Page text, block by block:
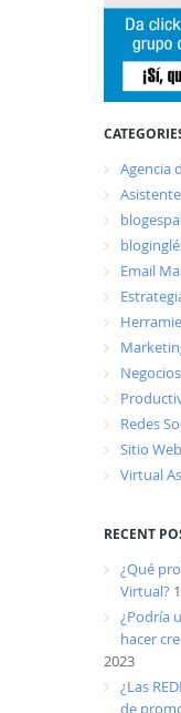
Agencia
Email
Redes
Sitio Web
Virtual
RECENT
¿Qué
Virtual?
¿Podría
hacer
2023
¿Las
de